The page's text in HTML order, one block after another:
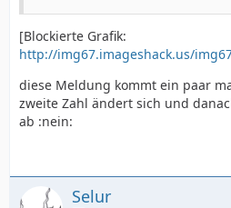
[Blockierte Grafik:
http://img67.imageshack.us/
diese Meldung kommt ein paar
zweite Zahl ändert sich und
ab :nein:
Selur